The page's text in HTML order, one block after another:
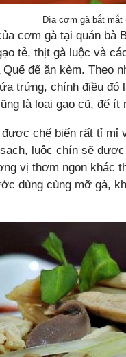
Đĩa cơm gà bắt mắt
cơm gà tại quán bà
tẻ, thịt gà luộc và
để ăn kèm. Theo
trứng, chính điều
là loại gạo cũ, để
chế biến rất tỉ
luộc chín sẽ
vị thơm ngon khác
dùng cùng mỡ gà,